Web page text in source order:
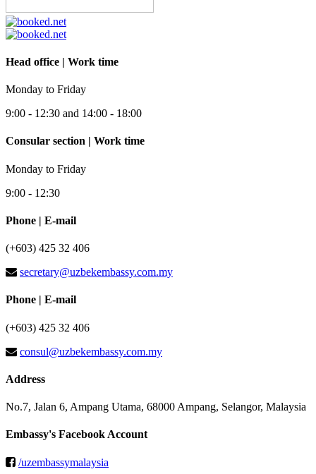
Head office | Work time
Monday to Friday
9:00 - 12:30 and 14:00 - 18:00
Consular section | Work time
Monday to Friday
9:00 - 12:30
Phone | E-mail
(+603) 425 32 406
secretary@uzbekembassy.com.my
Phone | E-mail
(+603) 425 32 406
consul@uzbekembassy.com.my
Address
No.7, Jalan 6, Ampang Utama, 68000 Ampang, Selangor, Malaysia
Embassy's Facebook Account
/uzembassymalaysia